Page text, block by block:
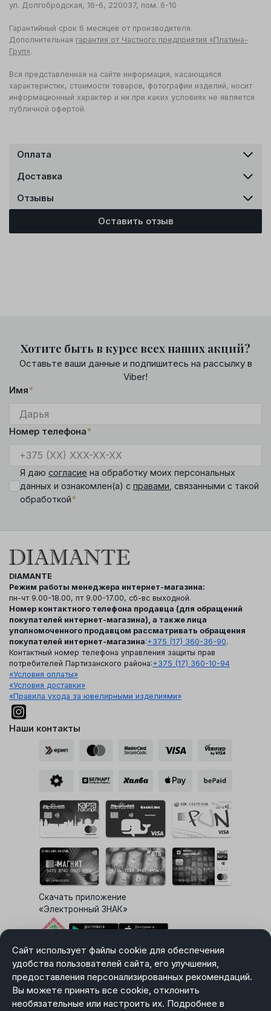
ул. Долгобродская, 16-6, 220037, пом. 6-10
Гарантийный срок 6 месяцев от производителя.
Дополнительная гарантия от Частного предприятия «Платина-
Груп».
Вся представленная на сайте информация, касающаяся
характеристик, стоимости товаров, фотографии изделий, носит
информационный характер и ни при каких условиях не является
публичной офертой.
Оплата
Доставка
Отзывы
Оставить отзыв
Сайт использует файлы cookie для обеспечения
удобства пользователей сайта, его улучшения,
предоставления персонализированных рекомендаций.
Вы можете принять все cookie, отклонить
необязательные или настроить их. Подробнее в
Хотите быть в курсе всех наших акций?
Оставьте ваши данные и подпишитесь на рассылку в
Viber!
Имя*
Номер телефона*
Я даю согласие на обработку моих персональных
данных и ознакомлен(а) с правами , связанными с такой
обработкой*
DIAMANTE
Режим работы менеджера интернет-магазина:
пн-чт 9.00-18.00, пт 9.00-17.00, сб-вс выходной.
Номер контактного телефона продавца (для обращений
покупателей интернет-магазина), а также лица
уполномоченного продавцом рассматривать обращения
покупателей интернет-магазина:+375 (17) 360-36-90.
Контактный номер телефона управления защиты прав
потребителей Партизанского района:+375 (17) 360-10-94
«Условия оплаты»
«Условия доставки»
«Правила ухода за ювелирными изделиями»
Наши контакты
Скачать приложение
«Электронный ЗНАК»
Выбор настроек Cookie
Карта сайта